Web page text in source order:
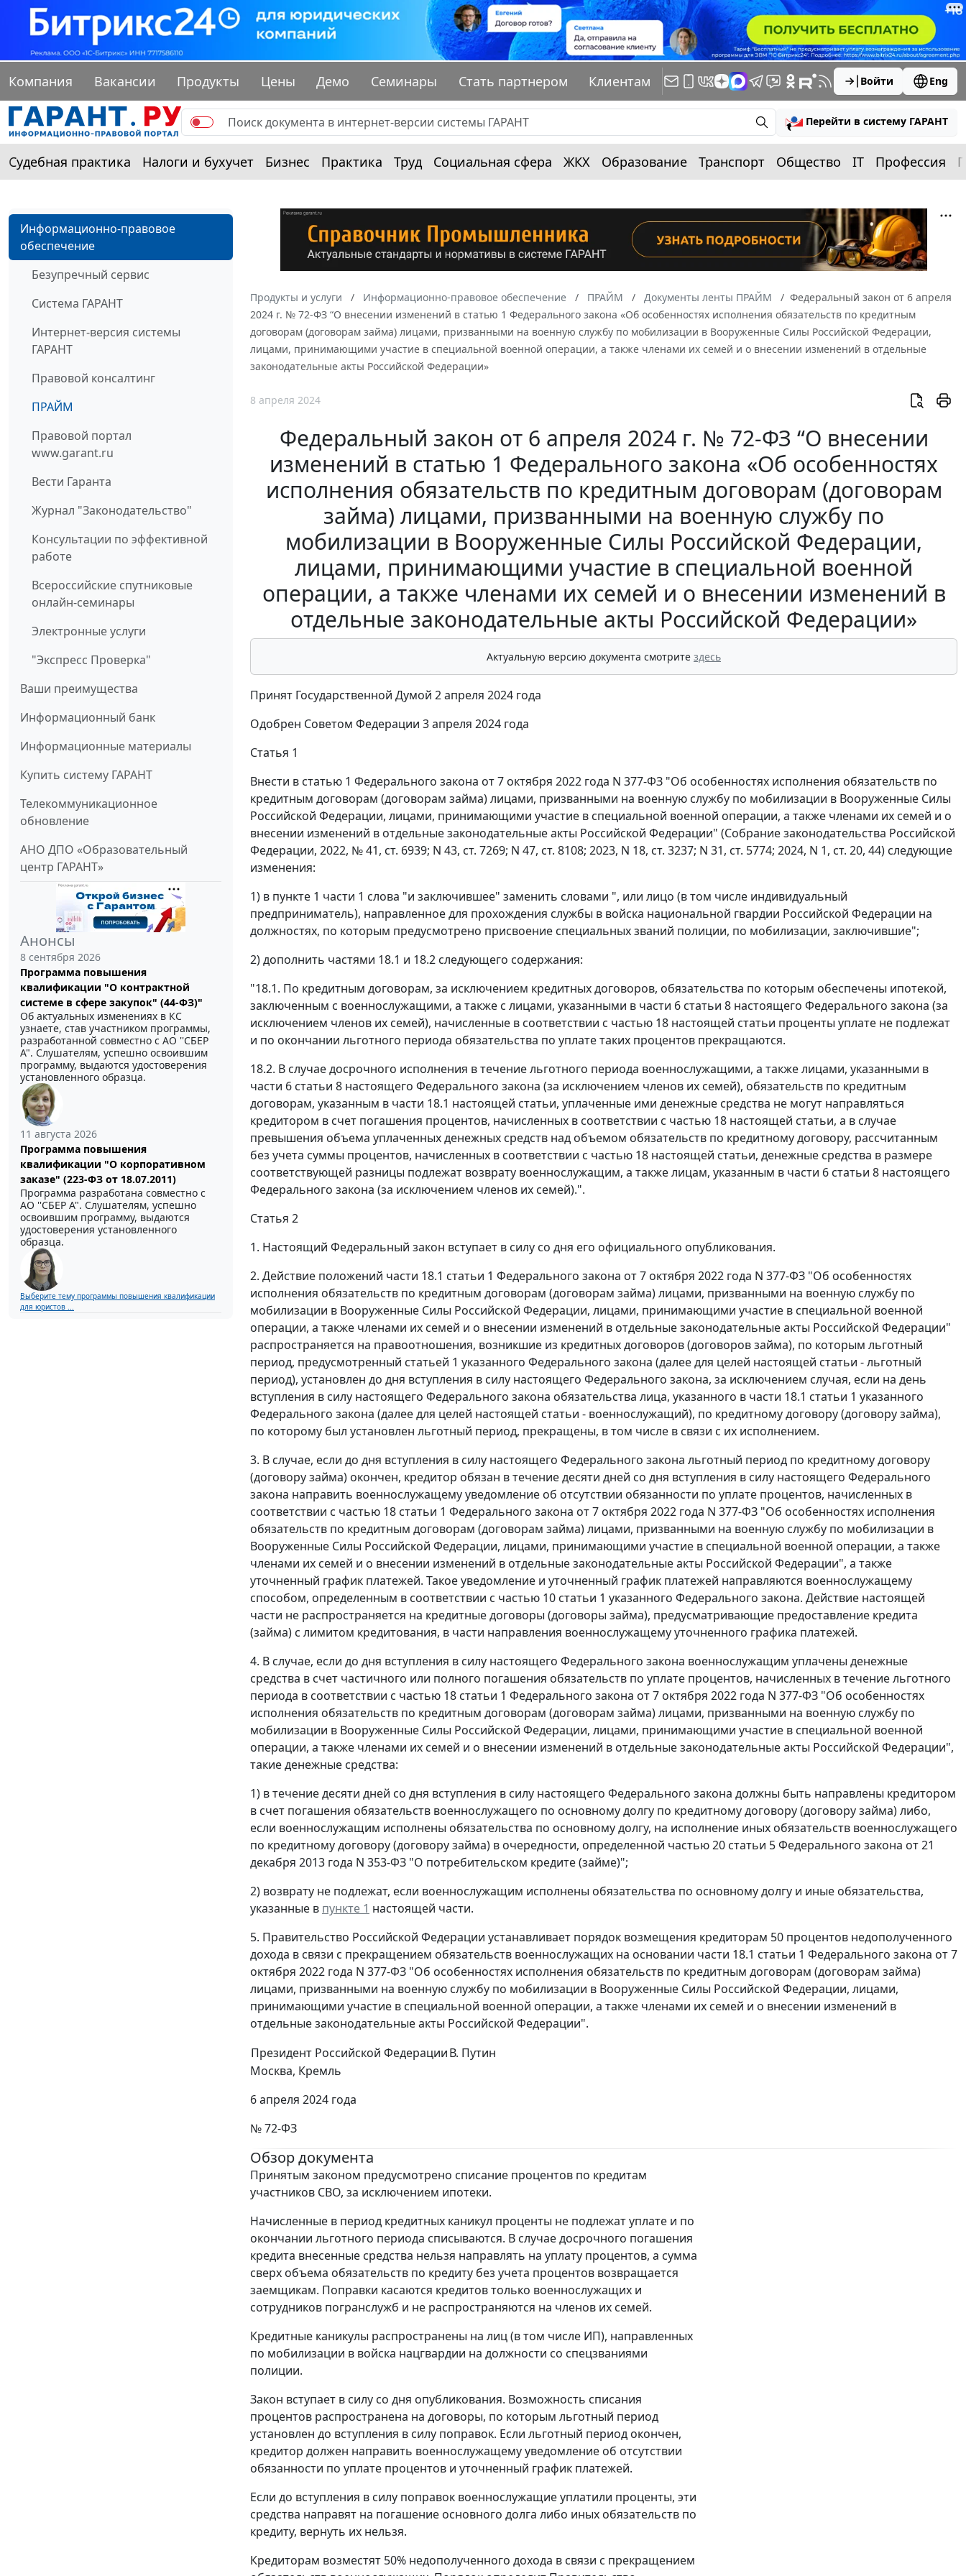
Компания Вакансии Продукты Цены Демо Семинары Стать партнером Клиентам Войти Eng
Перейти в систему ГАРАНТ
Судебная практика Налоги и бухучет Бизнес Практика Труд Социальная сфера ЖКХ Образование Транспорт Общество IT Профессия
Информационно-правовое
обеспечение
Безупречный сервис
Система ГАРАНТ
Интернет-версия системы
ГАРАНТ
Правовой консалтинг
ПРАЙМ
Правовой портал
www.garant.ru
Вести Гаранта
Журнал "Законодательство"
Консультации по эффективной
работе
Всероссийские спутниковые
онлайн-семинары
Электронные услуги
"Экспресс Проверка"
Ваши преимущества
Информационный банк
Информационные материалы
Купить систему ГАРАНТ
Телекоммуникационное
обновление
АНО ДПО «Образовательный
центр ГАРАНТ»
Анонсы
8 сентября 2026
Программа повышения
квалификации "О контрактной
системе в сфере закупок" (44-ФЗ)"
Об актуальных изменениях в КС
узнаете, став участником программы,
разработанной совместно с АО ''СБЕР
А". Слушателям, успешно освоившим
программу, выдаются удостоверения
установленного образца.
11 августа 2026
Программа повышения
квалификации "О корпоративном
заказе" (223-ФЗ от 18.07.2011)
Программа разработана совместно с
АО ''СБЕР А". Слушателям, успешно
освоившим программу, выдаются
удостоверения установленного
образца.
Выберите тему программы повышения квалификации
для юристов ...
Продукты и услуги Информационно-правовое обеспечение ПРАЙМ Документы ленты ПРАЙМ
Федеральный закон от 6 апреля
2024 г. № 72-ФЗ “О внесении изменений в статью 1 Федерального закона «Об особенностях исполнения обязательств по кредитным
договорам (договорам займа) лицами, призванными на военную службу по мобилизации в Вооруженные Силы Российской Федерации,
лицами, принимающими участие в специальной военной операции, а также членами их семей и о внесении изменений в отдельные
законодательные акты Российской Федерации»
8 апреля 2024
Федеральный закон от 6 апреля 2024 г. № 72-ФЗ “О внесении
изменений в статью 1 Федерального закона «Об особенностях
исполнения обязательств по кредитным договорам (договорам
займа) лицами, призванными на военную службу по
мобилизации в Вооруженные Силы Российской Федерации,
лицами, принимающими участие в специальной военной
операции, а также членами их семей и о внесении изменений в
отдельные законодательные акты Российской Федерации»
Актуальную версию документа смотрите здесь
Принят Государственной Думой 2 апреля 2024 года
Одобрен Советом Федерации 3 апреля 2024 года
Статья 1
Внести в статью 1 Федерального закона от 7 октября 2022 года N 377-ФЗ "Об особенностях исполнения обязательств по
кредитным договорам (договорам займа) лицами, призванными на военную службу по мобилизации в Вооруженные Силы
Российской Федерации, лицами, принимающими участие в специальной военной операции, а также членами их семей и о
внесении изменений в отдельные законодательные акты Российской Федерации" (Собрание законодательства Российской
Федерации, 2022, № 41, ст. 6939; N 43, ст. 7269; N 47, ст. 8108; 2023, N 18, ст. 3237; N 31, ст. 5774; 2024, N 1, ст. 20, 44) следующие
изменения:
1) в пункте 1 части 1 слова "и заключившее" заменить словами ", или лицо (в том числе индивидуальный
предприниматель), направленное для прохождения службы в войска национальной гвардии Российской Федерации на
должностях, по которым предусмотрено присвоение специальных званий полиции, по мобилизации, заключившие";
2) дополнить частями 18.1 и 18.2 следующего содержания:
"18.1. По кредитным договорам, за исключением кредитных договоров, обязательства по которым обеспечены ипотекой,
заключенным с военнослужащими, а также с лицами, указанными в части 6 статьи 8 настоящего Федерального закона (за
исключением членов их семей), начисленные в соответствии с частью 18 настоящей статьи проценты уплате не подлежат
и по окончании льготного периода обязательства по уплате таких процентов прекращаются.
18.2. В случае досрочного исполнения в течение льготного периода военнослужащими, а также лицами, указанными в
части 6 статьи 8 настоящего Федерального закона (за исключением членов их семей), обязательств по кредитным
договорам, указанным в части 18.1 настоящей статьи, уплаченные ими денежные средства не могут направляться
кредитором в счет погашения процентов, начисленных в соответствии с частью 18 настоящей статьи, а в случае
превышения объема уплаченных денежных средств над объемом обязательств по кредитному договору, рассчитанным
без учета суммы процентов, начисленных в соответствии с частью 18 настоящей статьи, денежные средства в размере
соответствующей разницы подлежат возврату военнослужащим, а также лицам, указанным в части 6 статьи 8 настоящего
Федерального закона (за исключением членов их семей).".
Статья 2
1. Настоящий Федеральный закон вступает в силу со дня его официального опубликования.
2. Действие положений части 18.1 статьи 1 Федерального закона от 7 октября 2022 года N 377-ФЗ "Об особенностях
исполнения обязательств по кредитным договорам (договорам займа) лицами, призванными на военную службу по
мобилизации в Вооруженные Силы Российской Федерации, лицами, принимающими участие в специальной военной
операции, а также членами их семей и о внесении изменений в отдельные законодательные акты Российской Федерации"
распространяется на правоотношения, возникшие из кредитных договоров (договоров займа), по которым льготный
период, предусмотренный статьей 1 указанного Федерального закона (далее для целей настоящей статьи - льготный
период), установлен до дня вступления в силу настоящего Федерального закона, за исключением случая, если на день
вступления в силу настоящего Федерального закона обязательства лица, указанного в части 18.1 статьи 1 указанного
Федерального закона (далее для целей настоящей статьи - военнослужащий), по кредитному договору (договору займа),
по которому был установлен льготный период, прекращены, в том числе в связи с их исполнением.
3. В случае, если до дня вступления в силу настоящего Федерального закона льготный период по кредитному договору
(договору займа) окончен, кредитор обязан в течение десяти дней со дня вступления в силу настоящего Федерального
закона направить военнослужащему уведомление об отсутствии обязанности по уплате процентов, начисленных в
соответствии с частью 18 статьи 1 Федерального закона от 7 октября 2022 года N 377-ФЗ "Об особенностях исполнения
обязательств по кредитным договорам (договорам займа) лицами, призванными на военную службу по мобилизации в
Вооруженные Силы Российской Федерации, лицами, принимающими участие в специальной военной операции, а также
членами их семей и о внесении изменений в отдельные законодательные акты Российской Федерации", а также
уточненный график платежей. Такое уведомление и уточненный график платежей направляются военнослужащему
способом, определенным в соответствии с частью 10 статьи 1 указанного Федерального закона. Действие настоящей
части не распространяется на кредитные договоры (договоры займа), предусматривающие предоставление кредита
(займа) с лимитом кредитования, в части направления военнослужащему уточненного графика платежей.
4. В случае, если до дня вступления в силу настоящего Федерального закона военнослужащим уплачены денежные
средства в счет частичного или полного погашения обязательств по уплате процентов, начисленных в течение льготного
периода в соответствии с частью 18 статьи 1 Федерального закона от 7 октября 2022 года N 377-ФЗ "Об особенностях
исполнения обязательств по кредитным договорам (договорам займа) лицами, призванными на военную службу по
мобилизации в Вооруженные Силы Российской Федерации, лицами, принимающими участие в специальной военной
операции, а также членами их семей и о внесении изменений в отдельные законодательные акты Российской Федерации",
такие денежные средства:
1) в течение десяти дней со дня вступления в силу настоящего Федерального закона должны быть направлены кредитором
в счет погашения обязательств военнослужащего по основному долгу по кредитному договору (договору займа) либо,
если военнослужащим исполнены обязательства по основному долгу, на исполнение иных обязательств военнослужащего
по кредитному договору (договору займа) в очередности, определенной частью 20 статьи 5 Федерального закона от 21
декабря 2013 года N 353-ФЗ "О потребительском кредите (займе)";
2) возврату не подлежат, если военнослужащим исполнены обязательства по основному долгу и иные обязательства,
указанные в пункте 1 настоящей части.
5. Правительство Российской Федерации устанавливает порядок возмещения кредиторам 50 процентов недополученного
дохода в связи с прекращением обязательств военнослужащих на основании части 18.1 статьи 1 Федерального закона от 7
октября 2022 года N 377-ФЗ "Об особенностях исполнения обязательств по кредитным договорам (договорам займа)
лицами, призванными на военную службу по мобилизации в Вооруженные Силы Российской Федерации, лицами,
принимающими участие в специальной военной операции, а также членами их семей и о внесении изменений в
отдельные законодательные акты Российской Федерации".
Президент Российской ФедерацииВ. Путин
Москва, Кремль
6 апреля 2024 года
№ 72-ФЗ
Обзор документа
Принятым законом предусмотрено списание процентов по кредитам
участников СВО, за исключением ипотеки.
Начисленные в период кредитных каникул проценты не подлежат уплате и по
окончании льготного периода списываются. В случае досрочного погашения
кредита внесенные средства нельзя направлять на уплату процентов, а сумма
сверх объема обязательств по кредиту без учета процентов возвращается
заемщикам. Поправки касаются кредитов только военнослужащих и
сотрудников погранслужб и не распространяются на членов их семей.
Кредитные каникулы распространены на лиц (в том числе ИП), направленных
по мобилизации в войска нацгвардии на должности со спецзваниями
полиции.
Закон вступает в силу со дня опубликования. Возможность списания
процентов распространена на договоры, по которым льготный период
установлен до вступления в силу поправок. Если льготный период окончен,
кредитор должен направить военнослужащему уведомление об отсутствии
обязанности по уплате процентов и уточненный график платежей.
Если до вступления в силу поправок военнослужащие уплатили проценты, эти
средства направят на погашение основного долга либо иных обязательств по
кредиту, вернуть их нельзя.
Кредиторам возместят 50% недополученного дохода в связи с прекращением